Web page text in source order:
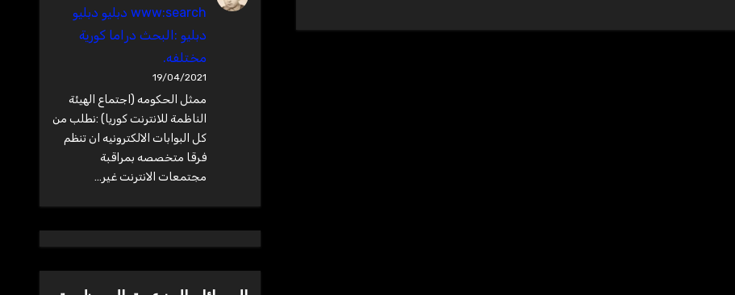
www:search دبليو دبليو
دبليو :البحث دراما كورية
مختلفه.
19/04/2021
ممثل الحكومه (اجتماع الهيئة
الناظمة للانترنت كوريا) :نطلب من
كل البوابات الالكترونيه ان تنظم
فرقا متخصصه بمراقبة
مجتمعات الانترنت غير…